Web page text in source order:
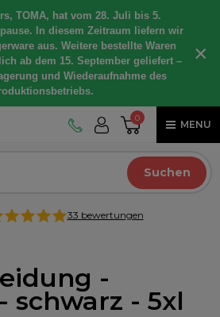
TOMA, hat vom 28. Juli bis 5.
In diesem Zeitraum liefern wir
aus. Weitere bestellte Waren
ab dem 15. September geliefert –
und Wiederaufnahme des
×
0
MENU
Suchen
33 bewertungen
-
schwarz - 5xl